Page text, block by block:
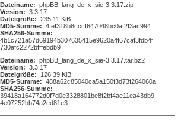
Dateiname: phpBB_lang_de_x_sie-3.3.17.zip
Version: 3.3.17
Dateigröße: 235.11 KiB
MD5-Summe: 4fef318b8cccf647048bc0af2f3ac994
SHA256-Summe:
4b1c721a57d69194b307635415e9620a4f67caf3fdb4f
730afc2272bfffebdb9
Dateiname: phpBB_lang_de_x_sie-3.3.17.tar.bz2
Version: 3.3.17
Dateigröße:
126.39 KiB
MD5-Summe: 488a62c85040ca5a150f3d73f264060a
SHA256-Summe:
39418a164772d0f7d0e3328801be8f2bf4ae11ea43db9
4e07252bb74a2ed81e3